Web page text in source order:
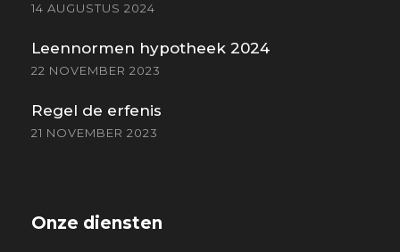
14 AUGUSTUS 2024
Leennormen hypotheek 2024
22 NOVEMBER 2023
Regel de erfenis
21 NOVEMBER 2023
Onze diensten